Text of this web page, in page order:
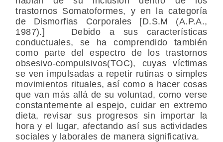
trastornos Somatoformes, y en la categoría
de Dismorfias Corporales [D.S.M (A.P.A.,
1987).] Debido a sus características
conductuales, se ha comprendido también
como parte del espectro de los trastornos
obsesivo-compulsivos(TOC), cuyas víctimas
se ven impulsadas a repetir rutinas o simples
movimientos rituales, así como a hacer cosas
que van más allá de su voluntad, como verse
constantemente al espejo, cuidar en extremo
dieta, revisar sus progresos sin importar la
hora y el lugar, afectando así sus actividades
sociales y laborales de manera significativa.